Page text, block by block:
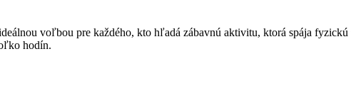
voľbou pre každého, kto hľadá zábavnú aktivitu, ktorá spája
hodín.